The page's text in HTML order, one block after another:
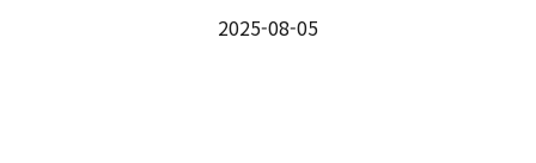
2025-08-05